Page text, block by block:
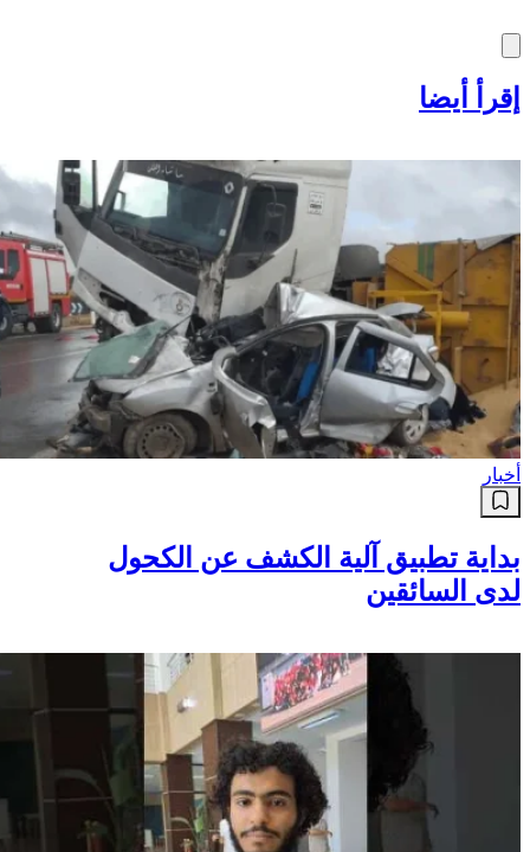
إقرأ أيضا
أخبار
بداية تطبيق آلية الكشف عن الكحول
لدى السائقين